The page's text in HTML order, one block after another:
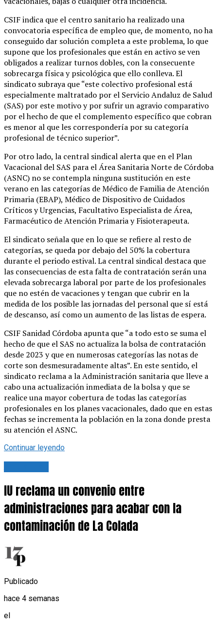
CSIF indica que el centro sanitario ha realizado una
convocatoria específica de empleo que, de momento, no ha
conseguido dar solución completa a este problema, lo que
supone que los profesionales que están en activo se ven
obligados a realizar turnos dobles, con la consecuente
sobrecarga física y psicológica que ello conlleva. El
sindicato subraya que “este colectivo profesional está
especialmente maltratado por el Servicio Andaluz de Salud
(SAS) por este motivo y por sufrir un agravio comparativo
por el hecho de que el complemento específico que cobran
es menor al que les correspondería por su categoría
profesional de técnico superior”.
Por otro lado, la central sindical alerta que en el Plan
Vacacional del SAS para el Área Sanitaria Norte de Córdoba
(ASNC) no se contempla ninguna sustitución en este
verano en las categorías de Médico de Familia de Atención
Primaria (EBAP), Médico de Dispositivo de Cuidados
Críticos y Urgencias, Facultativo Especialista de Área,
Farmacéutico de Atención Primaria y Fisioterapeuta.
El sindicato señala que en lo que se refiere al resto de
categorías, se queda por debajo del 50% la cobertura
durante el periodo estival. La central sindical destaca que
las consecuencias de esta falta de contratación serán una
elevada sobrecarga laboral por parte de los profesionales
que no estén de vacaciones y tengan que cubrir en la
medida de los posible las jornadas del personal que sí está
de descanso, así como un aumento de las listas de espera.
CSIF Sanidad Córdoba apunta que “a todo esto se suma el
hecho de que el SAS no actualiza la bolsa de contratación
desde 2023 y que en numerosas categorías las notas de
corte son desmesuradamente altas”. En este sentido, el
sindicato reclama a la Administración sanitaria que lleve a
cabo una actualización inmediata de la bolsa y que se
realice una mayor cobertura de todas las categorías
profesionales en los planes vacacionales, dado que en estas
fechas se incrementa la población en la zona donde presta
su atención el ASNC.
Continuar leyendo
IU reclama un convenio entre
administraciones para acabar con la
contaminación de La Colada
Publicado
hace 4 semanas
el